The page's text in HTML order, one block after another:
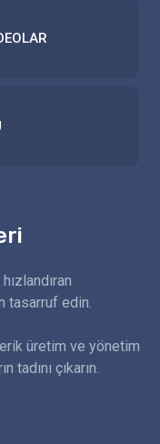
tasarruf edin.
üretim ve yönetim
tadını çıkarın.